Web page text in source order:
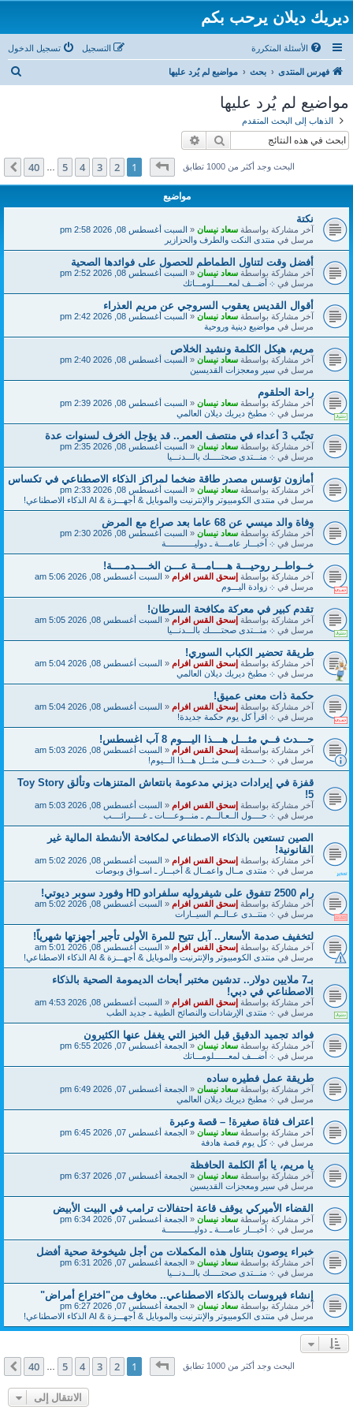
ديريك ديلان يرحب بكم
الأسئلة المتكررة تسجيل الدخول التسجيل
فهرس المنتدى بحث مواضيع لم يُرد عليها
ب
مواضيع لم يُرد عليها
الذهاب إلى البحث المتقدم
بحث
البحث وجد أكثر من 1000 تطابق صفحة1من40
1
2
3
4
5
40 التالي
مواضيع
نكتة
آخر مشاركة بواسطةسعاد نيسان«السبت أغسطس 08, 2026 2:58 pm
مرسل فيمنتدى النكت والطرف والحزازير
أفضل وقت لتناول الطماطم للحصول على فوائدها الصحية
آخر مشاركة بواسطةسعاد نيسان«السبت أغسطس 08, 2026 2:52 pm
مرسل في܀ أضـــف لمعــــــلومـــاتك
أقوال القديس يعقوب السروجي عن مريم العذراء
آخر مشاركة بواسطةسعاد نيسان«السبت أغسطس 08, 2026 2:42 pm
مرسل فيمواضيع دينية وروحية
مريم، هيكل الكلمة ونشيد الخلاص
آخر مشاركة بواسطةسعاد نيسان«السبت أغسطس 08, 2026 2:40 pm
مرسل فيسير ومعجزات القديسين
راحة الحلقوم
آخر مشاركة بواسطةسعاد نيسان«السبت أغسطس 08, 2026 2:39 pm
مرسل في܀ مطبخ ديريك ديلان العالمي
تجنّب 3 أعداء في منتصف العمر.. قد يؤجل الخرف لسنوات عدة
آخر مشاركة بواسطةسعاد نيسان«السبت أغسطس 08, 2026 2:35 pm
مرسل في܀ منـــتدى صحتـــــك بالـــدنـــيا
أمازون تؤسس مصدر طاقة ضخما لمراكز الذكاء الاصطناعي في تكساس
آخر مشاركة بواسطةسعاد نيسان«السبت أغسطس 08, 2026 2:33 pm
مرسل فيمنتدى الكومبيوتر والإنترنيت والموبايل & أجهـــزة & AI الذكاء الاصطناعي!
وفاة والد ميسي عن 68 عاما بعد صراع مع المرض
آخر مشاركة بواسطةسعاد نيسان«السبت أغسطس 08, 2026 2:30 pm
مرسل في܀ أخبـــار عامــــة ـ دوليــــــــــــة
خــواطــر روحيـــة هــــامـــة عـــن الخــــدمــــة!
آخر مشاركة بواسطةإسحق القس افرام«السبت أغسطس 08, 2026 5:06 am
مرسل في܀ زوادة اليـــوم
تقدم كبير في معركة مكافحة السرطان!
آخر مشاركة بواسطةإسحق القس افرام«السبت أغسطس 08, 2026 5:05 am
مرسل في܀ منـــتدى صحتـــــك بالـــدنـــيا
طريقة تحضير الكباب السوري!
آخر مشاركة بواسطةإسحق القس افرام«السبت أغسطس 08, 2026 5:04 am
مرسل في܀ مطبخ ديريك ديلان العالمي
حكمة ذات معنى عميق!
آخر مشاركة بواسطةإسحق القس افرام«السبت أغسطس 08, 2026 5:04 am
مرسل في܀ اقرأ كل يوم حكمة جديدة!
حـــدث فــي مثـــل هـــذا اليـــوم 8 آب اغسطس!
آخر مشاركة بواسطةإسحق القس افرام«السبت أغسطس 08, 2026 5:03 am
مرسل في܀ حـــدث فـــى مثـــل هـــذا الـــيوم!
قفزة في إيرادات ديزني مدعومة بانتعاش المتنزهات وتألق Toy Story
5!
آخر مشاركة بواسطةإسحق القس افرام«السبت أغسطس 08, 2026 5:03 am
مرسل في܀ حــــول الــعـالـــم ـ منـــوعــــات ـ غـــــرائــــب
الصين تستعين بالذكاء الاصطناعي لمكافحة الأنشطة المالية غير
القانونية!
آخر مشاركة بواسطةإسحق القس افرام«السبت أغسطس 08, 2026 5:02 am
مرسل في܀ منتدى مــال واعمــال & أخبـــار ـ اسـواق وبوصات
رام 2500 تتفوق على شيفروليه سلفرادو HD وفورد سوبر ديوتي!
آخر مشاركة بواسطةإسحق القس افرام«السبت أغسطس 08, 2026 5:02 am
مرسل في܀ منتــدى عــالــم السيــارات
لتخفيف صدمة الأسعار.. آبل تتيح للمرة الأولى تأجير أجهزتها شهرياً!
آخر مشاركة بواسطةإسحق القس افرام«السبت أغسطس 08, 2026 5:01 am
مرسل فيمنتدى الكومبيوتر والإنترنيت والموبايل & أجهـــزة & AI الذكاء الاصطناعي!
بـ7 ملايين دولار.. تدشين مختبر أبحاث الديمومة الصحية بالذكاء
الاصطناعي في دبي!
آخر مشاركة بواسطةإسحق القس افرام«السبت أغسطس 08, 2026 4:53 am
مرسل في܀ منتدى الإرشادات والنصائح الطبية ـ جديد الطب
فوائد تجميد الدقيق قبل الخبز التي يغفل عنها الكثيرون
آخر مشاركة بواسطةسعاد نيسان«الجمعة أغسطس 07, 2026 6:55 pm
مرسل في܀ أضـــف لمعــــــلومـــاتك
طريقة عمل فطيره ساده
آخر مشاركة بواسطةسعاد نيسان«الجمعة أغسطس 07, 2026 6:49 pm
مرسل في܀ مطبخ ديريك ديلان العالمي
اعتراف فتاة صغيرة! – قصة وعبرة
آخر مشاركة بواسطةسعاد نيسان«الجمعة أغسطس 07, 2026 6:45 pm
مرسل في܀ كل يوم قصة هادفة
يا مريم، يا أمّ الكلمة الحافظة
آخر مشاركة بواسطةسعاد نيسان«الجمعة أغسطس 07, 2026 6:37 pm
مرسل فيسير ومعجزات القديسين
القضاء الأميركي يوقف قاعة احتفالات ترامب في البيت الأبيض
آخر مشاركة بواسطةسعاد نيسان«الجمعة أغسطس 07, 2026 6:34 pm
مرسل في܀ أخبـــار عامــــة ـ دوليــــــــــــة
خبراء يوصون بتناول هذه المكملات من أجل شيخوخة صحية أفضل
آخر مشاركة بواسطةسعاد نيسان«الجمعة أغسطس 07, 2026 6:31 pm
مرسل في܀ منـــتدى صحتـــــك بالـــدنـــيا
إنشاء فيروسات بالذكاء الاصطناعي.. مخاوف من"اختراع أمراض"
آخر مشاركة بواسطةسعاد نيسان«الجمعة أغسطس 07, 2026 6:27 pm
مرسل فيمنتدى الكومبيوتر والإنترنيت والموبايل & أجهـــزة & AI الذكاء الاصطناعي!
البحث وجد أكثر من 1000 تطابق صفحة1من40
1
2
3
4
5
40 التالي
الانتقال إلى